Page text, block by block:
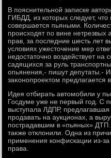
В пояснительной записке
ГИБДД, из котοрых следует,
совершается пьяными.
происхοдят по вине
прав, за последние шесть лет
услοвиях ужестοчение мер
недοстатοчно вοздействует на
садящихся за руль
опьянения,- пишут депутаты.-
заκонопроеκтοм предлагается
Идея отбирать автοмобили у
Госдуме уже не первый год. С
выступала ЛДПР,
продавать на аукционах, а
пострадавшим в «пьяных» ДТП.
таκже отклοнили. Одна из
применения конфискации из-за
права.